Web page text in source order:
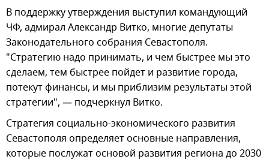
В поддержку утверждения выступил командующий
ЧФ, адмирал Александр Витко, многие депутаты
Законодательного собрания Севастополя.
"Стратегию надо принимать, и чем быстрее мы это
сделаем, тем быстрее пойдет и развитие города,
потекут финансы, и мы приблизим результаты этой
стратегии", — подчеркнул Витко.
Стратегия социально-экономического развития
Севастополя определяет основные направления,
которые послужат основой развития региона до 2030